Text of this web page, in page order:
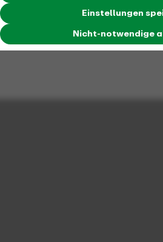
Einstellungen
Nicht-notwendige